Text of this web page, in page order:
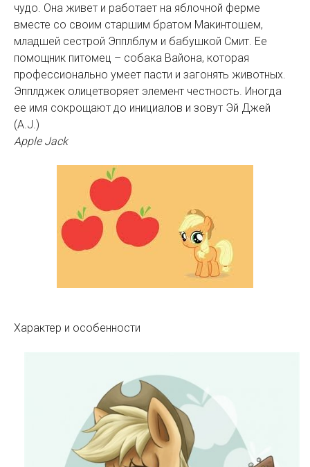
чудо. Она живет и работает на яблочной ферме
вместе со своим старшим братом Макинтошем,
младшей сестрой Эпплблум и бабушкой Смит. Ее
помощник питомец – собака Вайона, которая
профессионально умеет пасти и загонять животных.
Эпплджек олицетворяет элемент честность. Иногда
ее имя сокрощают до инициалов и зовут Эй Джей
(A.J.)
Apple Jack
Характер и особенности